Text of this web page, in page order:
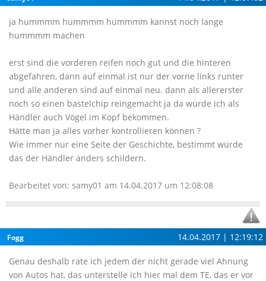
ja hummmm hummmm hummmm kannst noch lange
hummmm machen
erst sind die vorderen reifen noch gut und die hinteren
abgefahren, dann auf einmal ist nur der vorne links runter
und alle anderen sind auf einmal neu. dann als allererster
noch so einen bastelchip reingemacht ja da würde ich als
Händler auch Vögel im Kopf bekommen.
Hätte man ja alles vorher kontrollieren können ?
Wie immer nur eine Seite der Geschichte, bestimmt würde
das der Händler anders schildern.
Bearbeitet von: samy01 am 14.04.2017 um 12:08:08
Fogg 14.04.2017 | 12:19:12
Genau deshalb rate ich jedem der nicht gerade viel Ahnung
von Autos hat, das unterstelle ich hier mal dem TE, das er vor